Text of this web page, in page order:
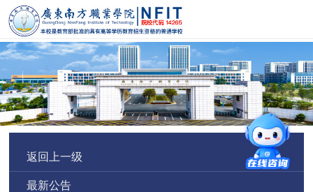
返回上一级
最新公告